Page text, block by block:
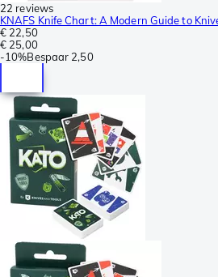
22 reviews
KNAFS Knife Chart: A Modern Guide to
€ 22,50
€ 25,00
-10%Bespaar 2,50